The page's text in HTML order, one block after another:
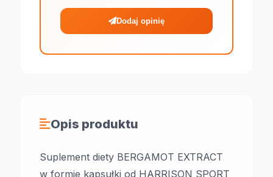
Dodaj opinię
Opis produktu
Suplement diety BERGAMOT EXTRACT
w formie kapsułki od HARRISON SPORT